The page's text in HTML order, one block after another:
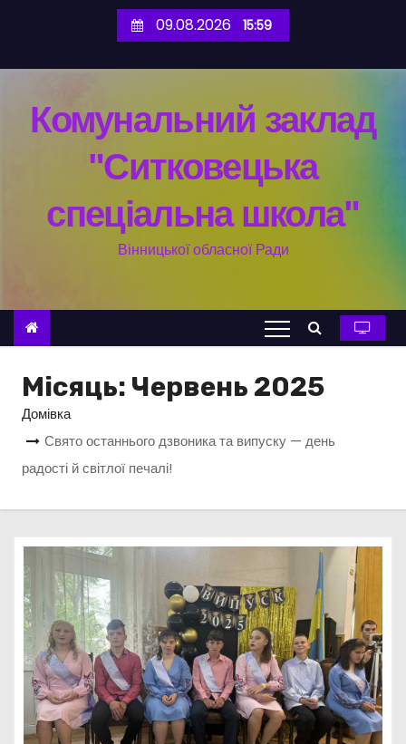
с
т
09.08.2026 15:59
Комунальний заклад
"Ситковецька
спеціальна школа"
Вінницької обласної Ради
Місяць: Червень 2025
Домівка
Свято останнього дзвоника та випуску — день
радості й світлої печалі!